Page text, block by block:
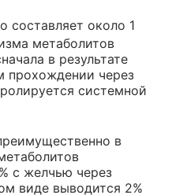
составляет около 1
метаболитов
в результате
прохождении через
системной
в
с желчью через
виде выводится 2%